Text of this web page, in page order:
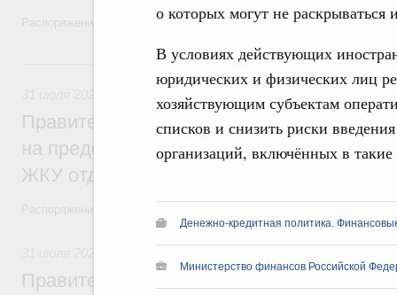
о которых могут не раскрываться
В условиях действующих
юридических и физических лиц
хозяйствующим субъектам
списков и снизить риски
организаций, включённых в
Денежно-кредитная политика.
Министерство финансов Российской
Распоряжение от 25 июля 2026 года №1966-р
31 июля, пятница
Социальная поддержка отдельных
Правительство направит регионам
на предоставление мер социальной
ЖКУ отдельным категориям граждан
Правительство спишет часть